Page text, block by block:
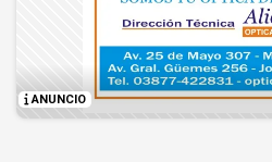
ANUNCIO